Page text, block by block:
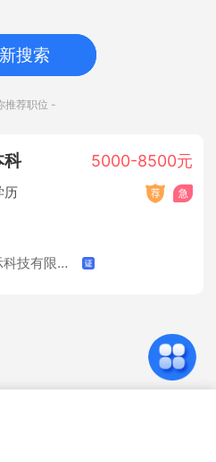
搜索
推荐职位 -
科 5000-8500元
历
信利（仁寿）高端显示科技有限公司